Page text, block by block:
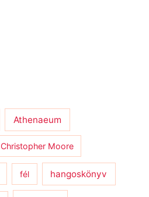
Athenaeum
Christopher Moore
fél hangoskönyv